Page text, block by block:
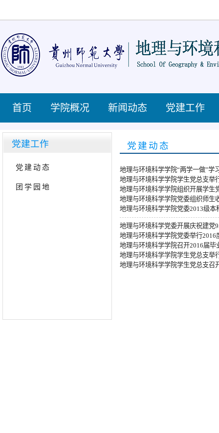
首页 学院概况 新闻动态 党建工作
党建工作
党建动态
团学园地
党建动态
地理与环境科学学院“两学一做”学
地理与环境科学学院学生党总支举
地理与环境科学学院组织开展学生
地理与环境科学学院党委组织师生
地理与环境科学学院党委2013级
地理与环境科学党委开展庆祝建党
地理与环境科学学院党委举行
地理与环境科学学院召开2016届毕
地理与环境科学学院学生党总支举
地理与环境科学学院学生党总支召